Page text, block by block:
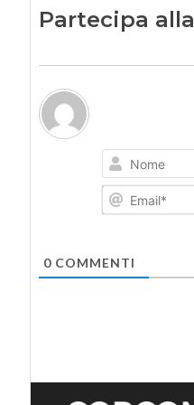
Partecipa
0COMMENTI